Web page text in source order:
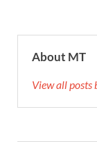
About MT
View all